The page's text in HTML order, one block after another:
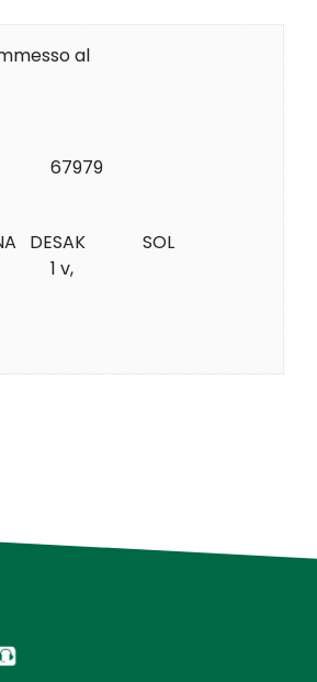
al
67979
DESAK             SOL
1 v,